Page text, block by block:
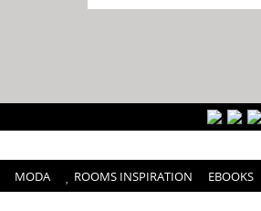
MODA ROOMS INSPIRATION EBOOKS